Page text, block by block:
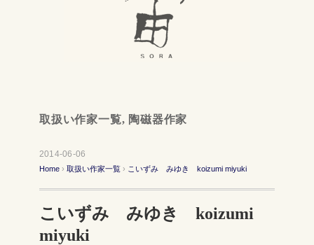
取扱い作家一覧, 陶磁器作家
2014-06-06
Home › 取扱い作家一覧 › こいずみ みゆき koizumi miyuki
こいずみ みゆき koizumi
miyuki